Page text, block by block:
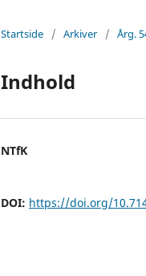
Startside / Arkiver / Årg.
Indhold
NTfK
DOI: https://doi.org/